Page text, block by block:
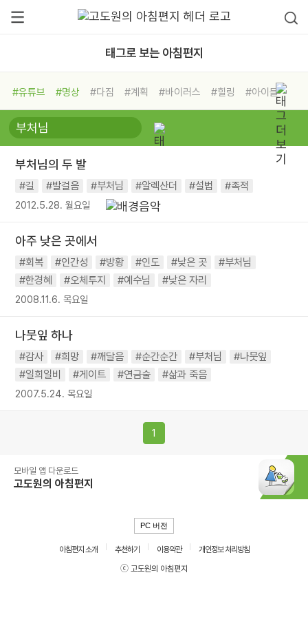
태그로 보는 아침편지
#유튜브 #명상 #다짐 #계획 #바이러스 #힐링
#아이들
#비전캠프
#독서캠프 #삶
#희망
#나눔 #친구 #링컨학교
#독서
#건강 #면역력
부처님의 두 발
#길 #발걸음 #부처님 #알렉산더 #설법 #족적
2012.5.28. 월요일
아주 낮은 곳에서
#회복 #인간성 #방황 #인도 #낮은 곳
#부처님
#한경혜
#오체투지 #예수님 #낮은 자리
2008.11.6. 목요일
나뭇잎 하나
#감사 #희망 #깨달음 #순간순간 #부처님
#나뭇잎
#일희일비
#게이트 #연금술 #삶과 죽음
2007.5.24. 목요일
1
모바일 앱 다운로드
고도원의 아침편지
PC 버전
아침편지 소개 추천하기 이용약관
개인정보 처리방침
ⓒ 고도원의 아침편지